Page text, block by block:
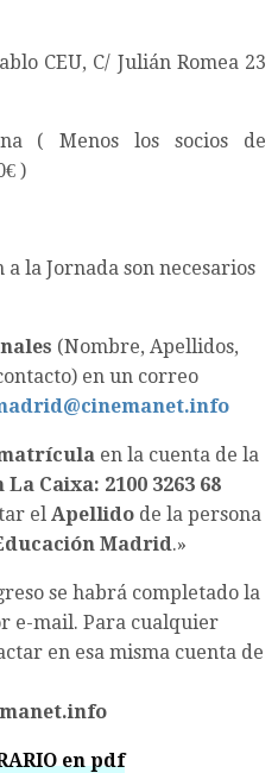
CEU, C/ Julián Romea 23
( Menos los socios de
)
la Jornada son necesarios
(Nombre, Apellidos,
en un correo
en la cuenta de la
Caixa: 2100 3263 68
el Apellido de la persona
Madrid.»
se habrá completado la
e-mail. Para cualquier
en esa misma cuenta de
en pdf